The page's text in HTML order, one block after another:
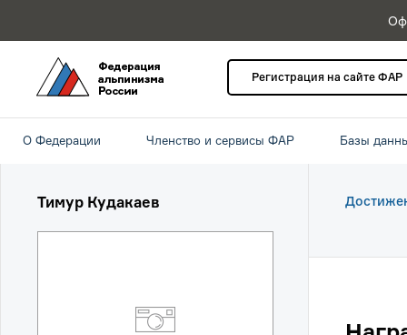
Регистрация на сайте ФАР
О Федерации Членство и сервисы ФАР Базы
Тимур Кудакаев